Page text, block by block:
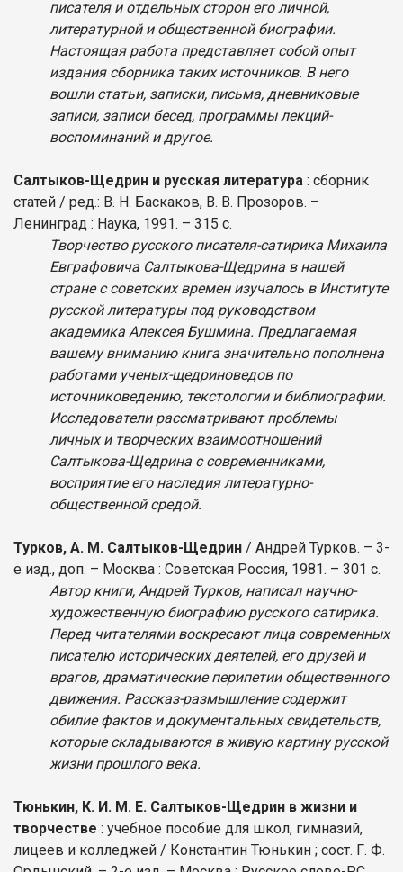
писателя и отдельных сторон его личной,
литературной и общественной биографии.
Настоящая работа представляет собой опыт
издания сборника таких источников. В него
вошли статьи, записки, письма, дневниковые
записи, записи бесед, программы лекций-
воспоминаний и другое.
Салтыков-Щедрин и русская литература : сборник
статей / ред.: В. Н. Баскаков, В. В. Прозоров. –
Ленинград : Наука, 1991. – 315 с.
Творчество русского писателя-сатирика Михаила
Евграфовича Салтыкова-Щедрина в нашей
стране с советских времен изучалось в Институте
русской литературы под руководством
академика Алексея Бушмина. Предлагаемая
вашему вниманию книга значительно пополнена
работами ученых-щедриноведов по
источниковедению, текстологии и библиографии.
Исследователи рассматривают проблемы
личных и творческих взаимоотношений
Салтыкова-Щедрина с современниками,
восприятие его наследия литературно-
общественной средой.
Турков, А. М. Салтыков-Щедрин / Андрей Турков. – 3-
е изд., доп. – Москва : Советская Россия, 1981. – 301 с.
Автор книги, Андрей Турков, написал научно-
художественную биографию русского сатирика.
Перед читателями воскресают лица современных
писателю исторических деятелей, его друзей и
врагов, драматические перипетии общественного
движения. Рассказ-размышление содержит
обилие фактов и документальных свидетельств,
которые складываются в живую картину русской
жизни прошлого века.
Тюнькин, К. И. М. Е. Салтыков-Щедрин в жизни и
творчестве : учебное пособие для школ, гимназий,
лицеев и колледжей / Константин Тюнькин ; сост. Г. Ф.